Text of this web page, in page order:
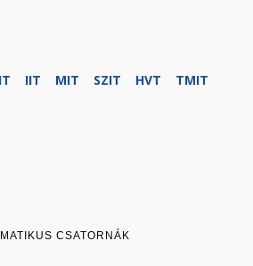
IIT MIT SZIT HVT
TMIT
CSATORNÁK